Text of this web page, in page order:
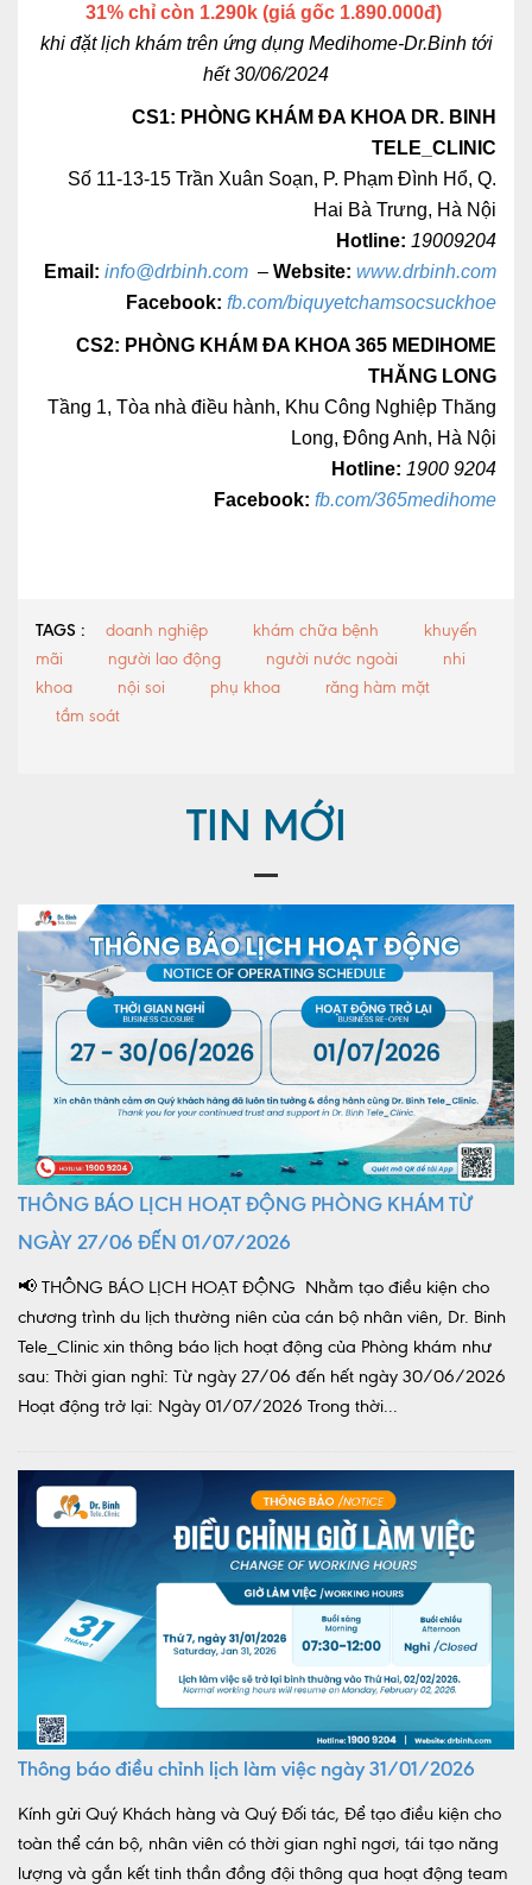
31% chỉ còn 1.290k (giá gốc 1.890.000đ)
khi đặt lịch khám trên ứng dụng Medihome-Dr.Binh tới
hết 30/06/2024
CS1: PHÒNG KHÁM ĐA KHOA DR. BINH
TELE_CLINIC
Số 11-13-15 Trần Xuân Soạn, P. Phạm Đình Hổ, Q.
Hai Bà Trưng, Hà Nội
Hotline: 19009204
Email: info@drbinh.com – Website: www.drbinh.com
Facebook: fb.com/biquyetchamsocsuckhoe
CS2: PHÒNG KHÁM ĐA KHOA 365 MEDIHOME
THĂNG LONG
Tầng 1, Tòa nhà điều hành, Khu Công Nghiệp Thăng
Long, Đông Anh, Hà Nội
Hotline: 1900 9204
Facebook: fb.com/365medihome
TAGS : doanh nghiệp khám chữa bệnh
khuyến
mãi
người lao động người nước ngoài
nhi
khoa
nội soi phụ khoa
răng hàm mặt
tầm soát
TIN MỚI
THÔNG BÁO LỊCH HOẠT ĐỘNG PHÒNG KHÁM TỪ
NGÀY 27/06 ĐẾN 01/07/2026
📢 THÔNG BÁO LỊCH HOẠT ĐỘNG Nhằm tạo điều kiện cho
chương trình du lịch thường niên của cán bộ nhân viên, Dr. Binh
Tele_Clinic xin thông báo lịch hoạt động của Phòng khám như
sau: Thời gian nghỉ: Từ ngày 27/06 đến hết ngày 30/06/2026
Hoạt động trở lại: Ngày 01/07/2026 Trong thời...
Thông báo điều chỉnh lịch làm việc ngày 31/01/2026
Kính gửi Quý Khách hàng và Quý Đối tác, Để tạo điều kiện cho
toàn thể cán bộ, nhân viên có thời gian nghỉ ngơi, tái tạo năng
lượng và gắn kết tinh thần đồng đội thông qua hoạt động team